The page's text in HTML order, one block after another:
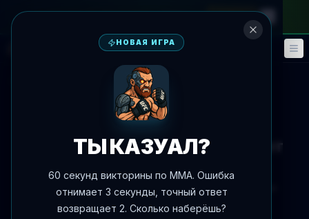
🎮 Фэнтези События
Вызов
Каио Боррального предлагает
сценарии титульного боя в
среднем весе после Чимаев-
Стрикленд
НОВАЯ ИГРА
ТЫ КАЗУАЛ?
60 секунд викторины по MMA. Ошибка
отнимает 3 секунды, точный ответ
возвращает 2. Сколько наберёшь?